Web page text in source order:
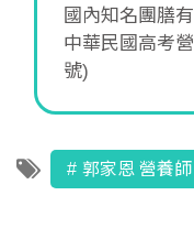
國內知名團膳
中華民國高考
號)
郭家恩 營養師